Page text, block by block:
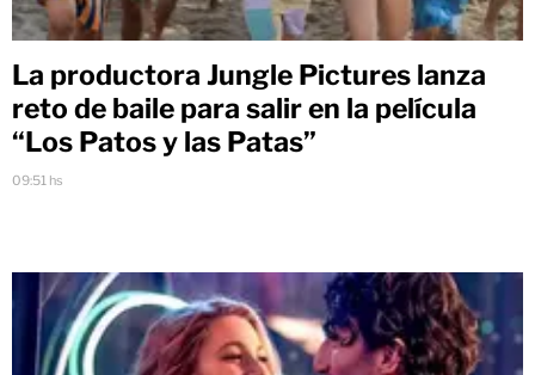
La productora Jungle Pictures lanza
reto de baile para salir en la película
“Los Patos y las Patas”
09:51 hs